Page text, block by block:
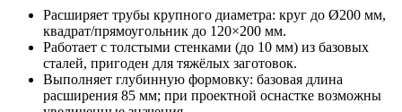
Расширяет трубы крупного диаметра: круг до Ø200 мм,
квадрат/прямоугольник до 120×200 мм.
Работает с толстыми стенками (до 10 мм) из базовых
сталей, пригоден для тяжёлых заготовок.
Выполняет глубинную формовку: базовая длина
расширения 85 мм; при проектной оснастке возможны